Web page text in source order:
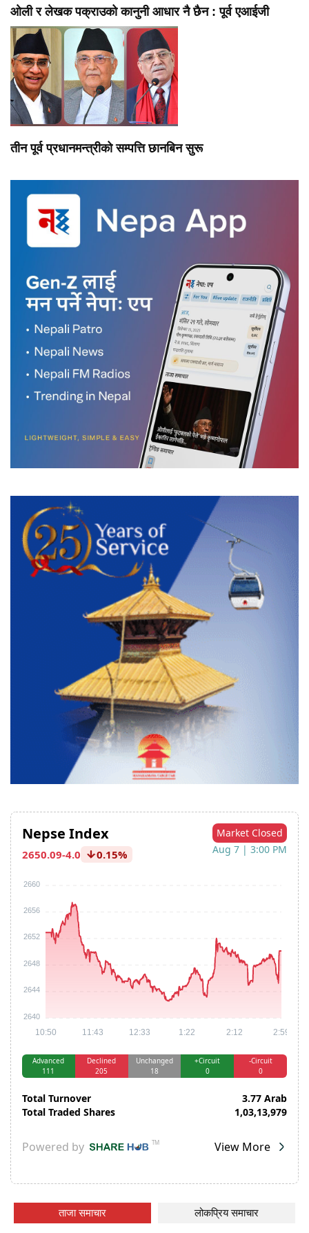
ओली र लेखक पक्राउको कानुनी आधार नै छैन : पूर्व एआईजी
तीन पूर्व प्रधानमन्त्रीको सम्पत्ति छानबिन सुरू
ताजा समाचार लोकप्रिय समाचार